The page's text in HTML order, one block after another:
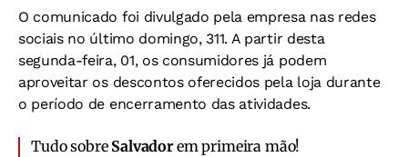
O comunicado foi divulgado pela empresa nas redes
sociais no último domingo, 311. A partir desta
segunda-feira, 01, os consumidores já podem
aproveitar os descontos oferecidos pela loja durante
o período de encerramento das atividades.
Tudo sobre Salvadorem primeira mão!